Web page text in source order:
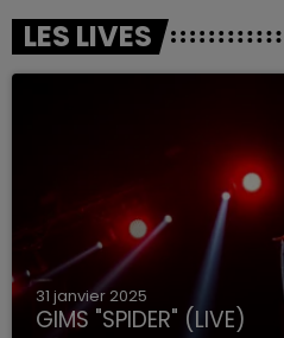
LES LIVES
31 janvier 2025
GIMS "SPIDER" (LIVE)